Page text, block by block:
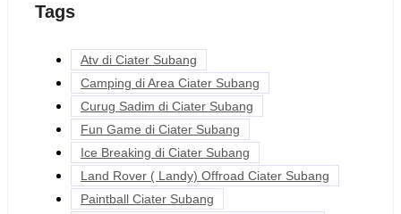
Tags
Atv di Ciater Subang
Camping di Area Ciater Subang
Curug Sadim di Ciater Subang
Fun Game di Ciater Subang
Ice Breaking di Ciater Subang
Land Rover ( Landy) Offroad Ciater Subang
Paintball Ciater Subang